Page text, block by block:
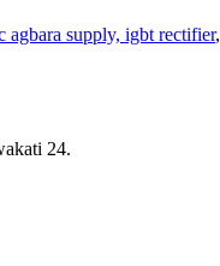
agbara supply, igbt rectifier,
24.